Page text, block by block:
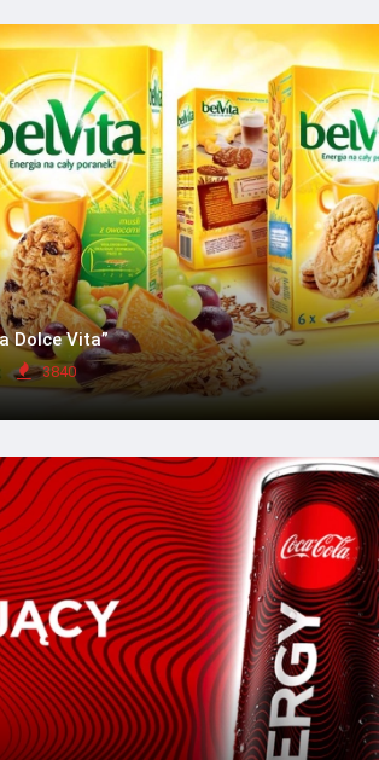
Dolce Vita”
3840